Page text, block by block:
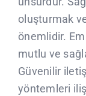
oluşturmak
önemlidir.
mutlu ve
Güvenilir
yöntemleri